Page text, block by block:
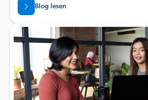
Blog lesen